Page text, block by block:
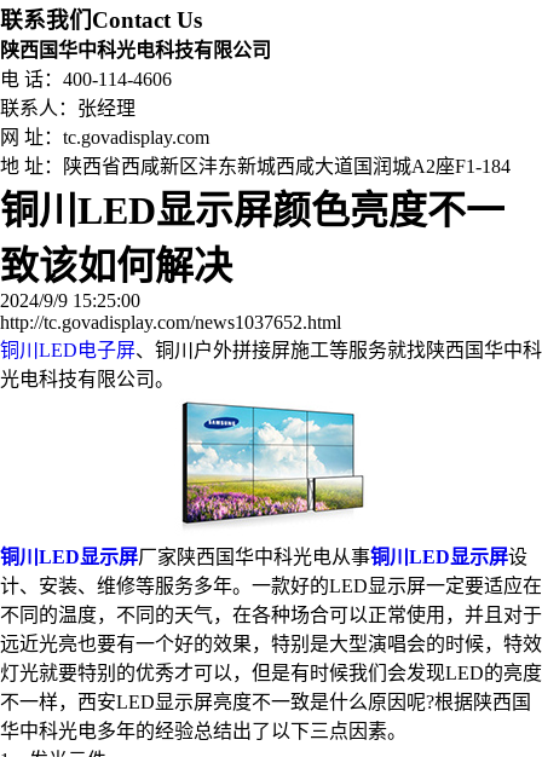
联系我们Contact Us
陕西国华中科光电科技有限公司
电 话：400-114-4606
联系人：张经理
网 址：tc.govadisplay.com
地 址：
陕西省西咸新区沣东新城西咸大道国润城A2座F1-184
铜川LED显示屏颜色亮度不一
致该如何解决
2024/9/9 15:25:00
http://tc.govadisplay.com/news1037652.html
铜川LED电子屏、铜川户外拼接屏施工等服务就找陕西国华中科
光电科技有限公司。
铜川LED显示屏厂家陕西国华中科光电从事铜川LED显示屏设
计、安装、维修等服务多年。一款好的LED显示屏一定要适应在
不同的温度，不同的天气，在各种场合可以正常使用，并且对于
远近光亮也要有一个好的效果，特别是大型演唱会的时候，特效
灯光就要特别的优秀才可以，但是有时候我们会发现LED的亮度
不一样，西安LED显示屏亮度不一致是什么原因呢?根据陕西国
华中科光电多年的经验总结出了以下三点因素。